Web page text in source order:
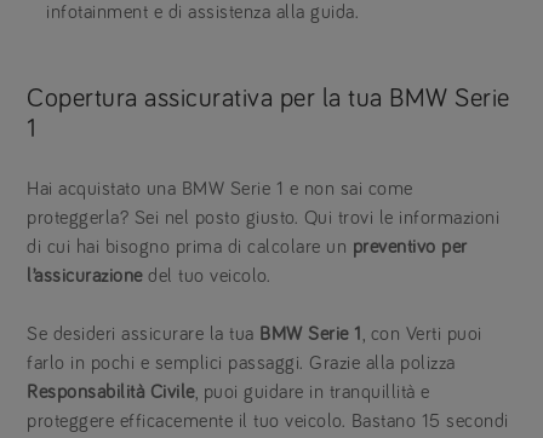
infotainment e di assistenza alla guida.
Copertura assicurativa per la tua BMW Serie
1
Hai acquistato una BMW Serie 1 e non sai come
proteggerla? Sei nel posto giusto. Qui trovi le informazioni
di cui hai bisogno prima di calcolare un preventivo per
l’assicurazionedel tuo veicolo.
Se desideri assicurare la tua BMW Serie 1 , con Verti puoi
farlo in pochi e semplici passaggi. Grazie alla polizza
Responsabilità Civile, puoi guidare in tranquillità e
proteggere efficacemente il tuo veicolo. Bastano 15 secondi